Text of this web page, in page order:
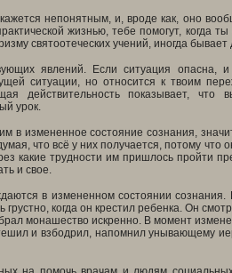
непонятным, и, вроде как, оно
жизнью, тебе помогут, когда
святоотеческих учений, иногда
явлений. Если ситуация опасна,
ситуации, но относится к твоим
действительность показывает,
урок.
в измененное состояние сознания,
что всё у них получается, потому
какие трудности им пришлось пройти
и свое.
в измененном состоянии
когда он крестил ребенка. Он
монашество искренно. В момент
и взбодрил, напомнил унывающему